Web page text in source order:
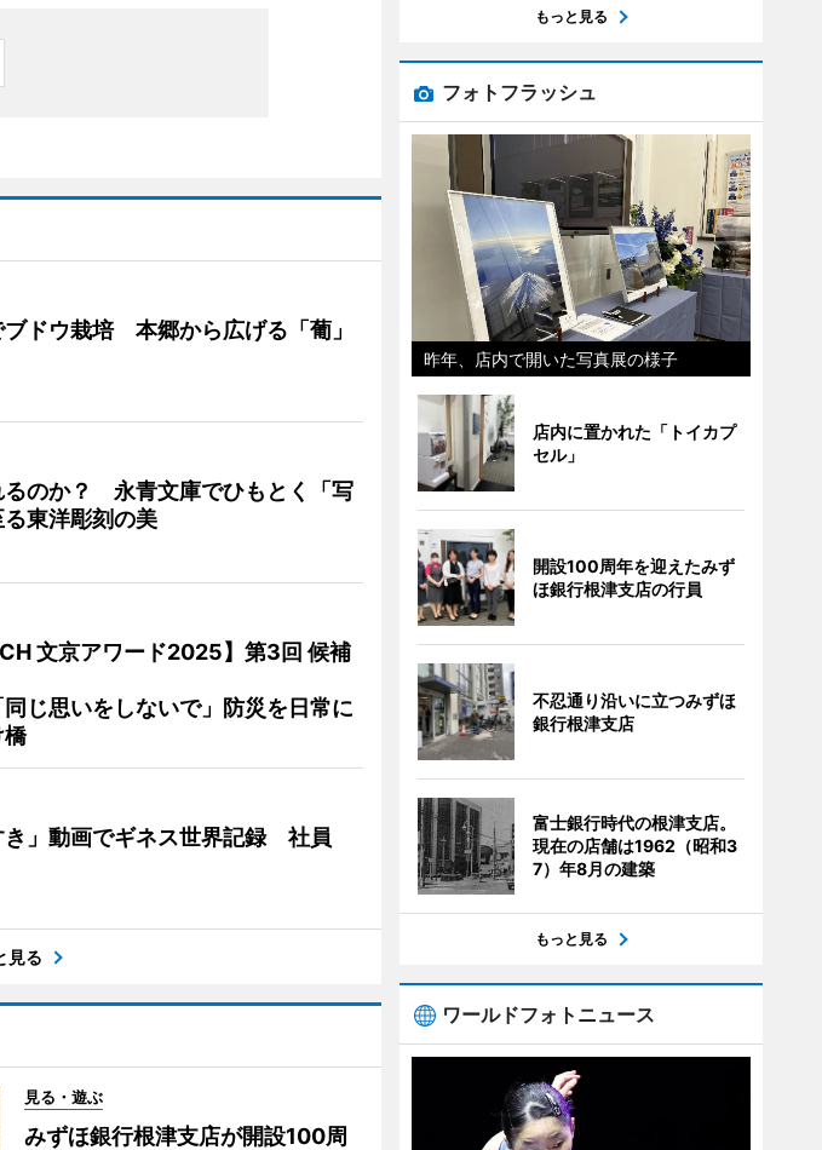
ドウ栽培 本郷から広げる「葡」
るのか？ 永青文庫でひもとく「写
東洋彫刻の美
文京アワード2025】第3回 候補
じ思いをしないで」防災を日常に
き」動画でギネス世界記録 社員
見る
見る・遊ぶ
みずほ銀行根津支店が開設100周
もっと見る
フォトフラッシュ
昨年、店内で開いた写真展の様子
店内に置かれた「トイカプ
セル」
開設100周年を迎えたみず
ほ銀行根津支店の行員
不忍通り沿いに立つみずほ
銀行根津支店
富士銀行時代の根津支店。
現在の店舗は1962（昭和3
7）年8月の建築
もっと見る
ワールドフォトニュース